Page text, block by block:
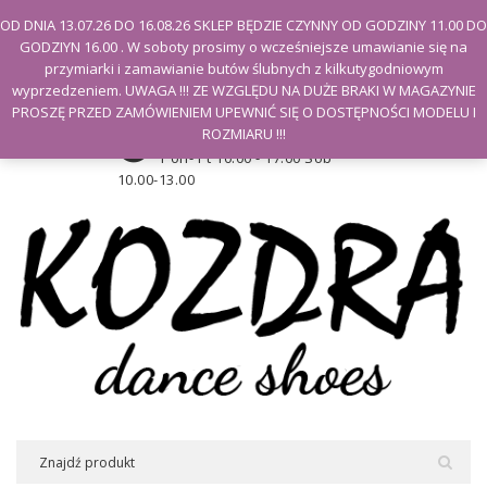
Witamy na stronie Kozdra
Moje konto
Godziny otwarcia sklepu
Pon- Pt 10.00 - 17.00 Sob
10.00-13.00
OD DNIA 13.07.26 DO 16.08.26 SKLEP BĘDZIE CZYNNY OD GODZINY 11.00 DO
GODZIYN 16.00 . W soboty prosimy o wcześniejsze umawianie się na
przymiarki i zamawianie butów ślubnych z kilkutygodniowym
wyprzedzeniem. UWAGA !!! ZE WZGLĘDU NA DUŻE BRAKI W MAGAZYNIE
PROSZĘ PRZED ZAMÓWIENIEM UPEWNIĆ SIĘ O DOSTĘPNOŚCI MODELU I
ROZMIARU !!!